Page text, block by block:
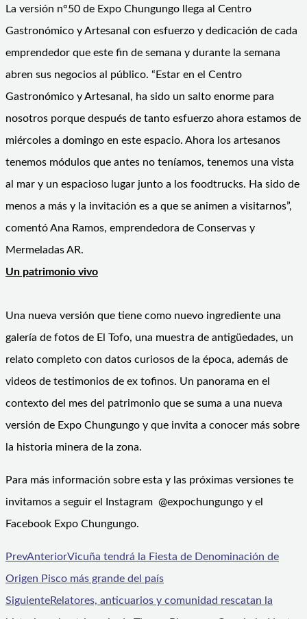
La versión n°50 de Expo Chungungo llega al Centro
Gastronómico y Artesanal con esfuerzo y dedicación de cada
emprendedor que este fin de semana y durante la semana
abren sus negocios al público. “Estar en el Centro
Gastronómico y Artesanal, ha sido un salto enorme para
nosotros porque después de tanto esfuerzo ahora estamos de
miércoles a domingo en este espacio. Ahora los artesanos
tenemos módulos que antes no teníamos, tenemos una vista
al mar y un espacioso lugar junto a los foodtrucks. Ha sido de
menos a más y la invitación es a que se animen a visitarnos”,
comentó Ana Ramos, emprendedora de Conservas y
Mermeladas AR.
Un patrimonio vivo
Una nueva versión que tiene como nuevo ingrediente una
galería de fotos de El Tofo, una muestra de antigüedades, un
relato completo con datos curiosos de la época, además de
videos de testimonios de ex tofinos. Un panorama en el
contexto del mes del patrimonio que se suma a una nueva
versión de Expo Chungungo y que invita a conocer más sobre
la historia minera de la zona.
Para más información sobre esta y las próximas versiones te
invitamos a seguir el Instagram @expochungungo y el
Facebook Expo Chungungo.
PrevAnteriorVicuña tendrá la Fiesta de Denominación de
Origen Pisco más grande del país
SiguienteRelatores, anticuarios y comunidad rescatan la